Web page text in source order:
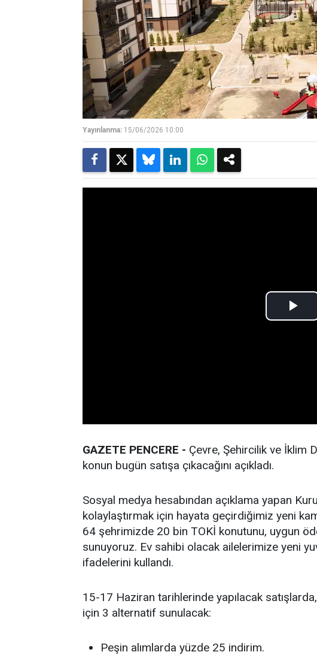
Yayınlanma: 15/06/2026 10:00
GAZETE PENCERE - Çevre, Şehircilik ve İklim
konun bugün satışa çıkacağını açıkladı.
Sosyal medya hesabından açıklama yapan
kolaylaştırmak için hayata geçirdiğimiz yeni
64 şehrimizde 20 bin TOKİ konutunu, uygun
sunuyoruz. Ev sahibi olacak ailelerimize yeni
ifadelerini kullandı.
15-17 Haziran tarihlerinde yapılacak
için 3 alternatif sunulacak:
Peşin alımlarda yüzde 25 indirim.